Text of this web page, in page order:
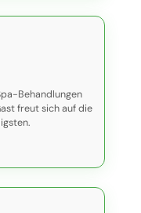
Behandlungen
freut sich auf die